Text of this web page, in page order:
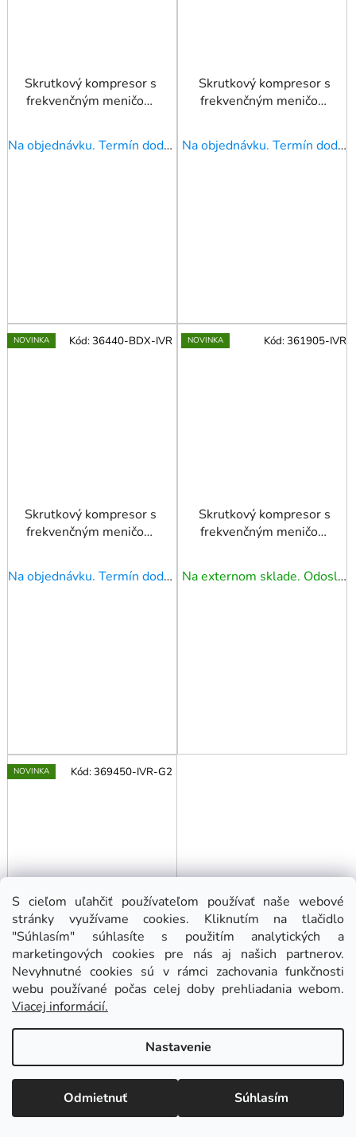
S cieľom uľahčiť používateľom používať naše webové
stránky využívame cookies. Kliknutím na tlačidlo
"Súhlasím" súhlasíte s použitím analytických a
marketingových cookies pre nás aj našich partnerov.
Nevyhnutné cookies sú v rámci zachovania funkčnosti
webu používané počas celej doby prehliadania webom.
Viacej informácií.
Nastavenie
Odmietnuť Súhlasím
Skrutkový kompresor s
frekvenčným meničom
IVR 10 bar 30 kW 5750
l / min
Na objednávku. Termín dodania upresníme!
Skrutkový kompresor s
frekvenčným meničom
40 KM/30 kW 1000-
5800 l/min
Na objednávku. Termín dodania upresníme!
NOVINKA
Skrutkový kompresor s
frekvenčným meničom
bar 40 HP/30 kW
1000-5800 l/min
Na objednávku. Termín dodania upresníme!
Kód:36440-BDX-IVR NOVINKA
Skrutkový kompresor s
frekvenčným meničom
IVR 5.5 HP / 4 kW 10
bar 498 l/min 200 l
Na externom sklade. Odoslanie 3 - 5 prac. dní.
Kód:361905-IVR
NOVINKA
Skrutkový kompresor s
frekvenčným meničom
APS 50 IVR X G2 10
bar 50 HP/37 kW
1970-6510 l/min
Kód:369450-IVR-G2